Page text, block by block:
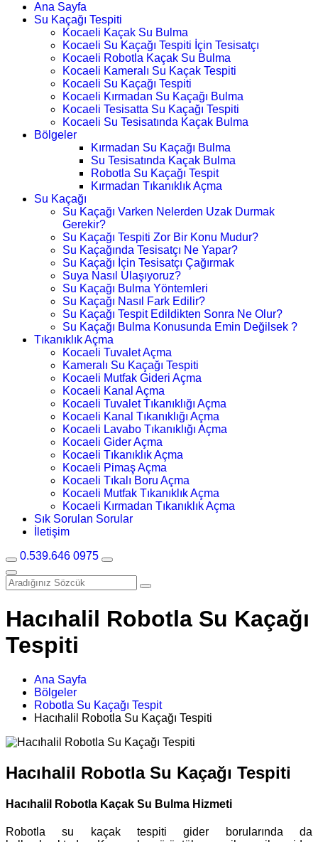
Ana Sayfa
Su Kaçağı Tespiti
Kocaeli Kaçak Su Bulma
Kocaeli Su Kaçağı Tespiti İçin Tesisatçı
Kocaeli Robotla Kaçak Su Bulma
Kocaeli Kameralı Su Kaçak Tespiti
Kocaeli Su Kaçağı Tespiti
Kocaeli Kırmadan Su Kaçağı Bulma
Kocaeli Tesisatta Su Kaçağı Tespiti
Kocaeli Su Tesisatında Kaçak Bulma
Bölgeler
Kırmadan Su Kaçağı Bulma
Su Tesisatında Kaçak Bulma
Robotla Su Kaçağı Tespit
Kırmadan Tıkanıklık Açma
Su Kaçağı
Su Kaçağı Varken Nelerden Uzak Durmak
Gerekir?
Su Kaçağı Tespiti Zor Bir Konu Mudur?
Su Kaçağında Tesisatçı Ne Yapar?
Su Kaçağı İçin Tesisatçı Çağırmak
Suya Nasıl Ulaşıyoruz?
Su Kaçağı Bulma Yöntemleri
Su Kaçağı Nasıl Fark Edilir?
Su Kaçağı Tespit Edildikten Sonra Ne Olur?
Su Kaçağı Bulma Konusunda Emin Değilsek ?
Tıkanıklık Açma
Kocaeli Tuvalet Açma
Kameralı Su Kaçağı Tespiti
Kocaeli Mutfak Gideri Açma
Kocaeli Kanal Açma
Kocaeli Tuvalet Tıkanıklığı Açma
Kocaeli Kanal Tıkanıklığı Açma
Kocaeli Lavabo Tıkanıklığı Açma
Kocaeli Gider Açma
Kocaeli Tıkanıklık Açma
Kocaeli Pimaş Açma
Kocaeli Tıkalı Boru Açma
Kocaeli Mutfak Tıkanıklık Açma
Kocaeli Kırmadan Tıkanıklık Açma
Sık Sorulan Sorular
İletişim
0.539.646 0975
Hacıhalil Robotla Su Kaçağı
Tespiti
Ana Sayfa
Bölgeler
Robotla Su Kaçağı Tespit
Hacıhalil Robotla Su Kaçağı Tespiti
Hacıhalil Robotla Su Kaçağı Tespiti
Hacıhalil Robotla Kaçak Su Bulma Hizmeti
Robotla su kaçak tespiti gider borularında da